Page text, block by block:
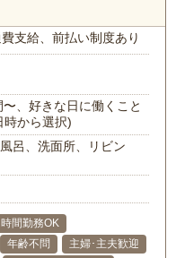
費支給、前払い制度あり
、好きな日に働くこと
時から選択)
呂、洗面所、リビン
間勤務OK
年齢不問
主婦･主夫歓迎